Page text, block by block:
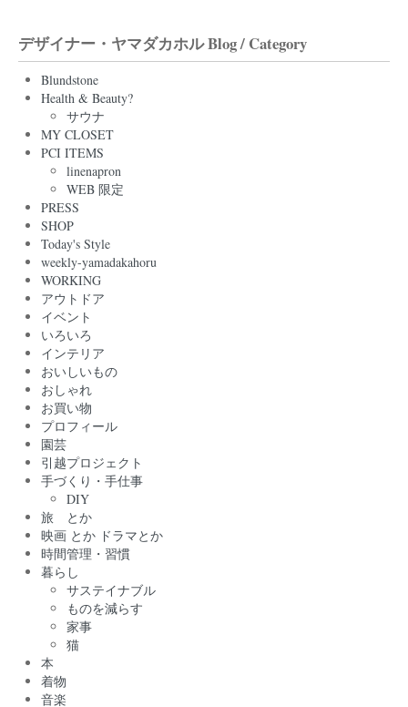
デザイナー・ヤマダカホル Blog / Category
Blundstone
Health & Beauty?
サウナ
MY CLOSET
PCI ITEMS
linenapron
WEB 限定
PRESS
SHOP
Today's Style
weekly-yamadakahoru
WORKING
アウトドア
イベント
いろいろ
インテリア
おいしいもの
おしゃれ
お買い物
プロフィール
園芸
引越プロジェクト
手づくり・手仕事
DIY
旅 とか
映画 とか ドラマとか
時間管理・習慣
暮らし
サステイナブル
ものを減らす
家事
猫
本
着物
音楽